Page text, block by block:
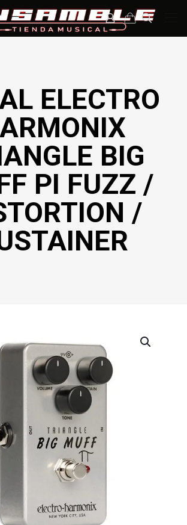
ELECTRO
BIG
PI FUZZ /
/